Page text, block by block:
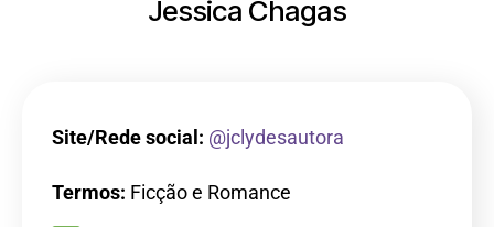
Jessica Chagas
Site/Rede social: @jclydesautora
Termos: Ficção e Romance